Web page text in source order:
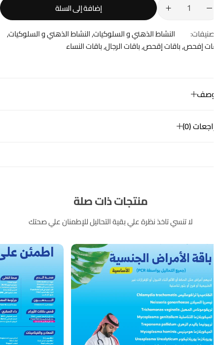
إضافة إلى السلة
النشاط الذهني و السلوكيات,النشاط الذهني و السلوكيات,
إفحص,باقات إقحص,باقات الرجال,باقات النساء
(0)
منتجات ذات صلة
لا تنسي تاخذ نظرة علي بقية التحاليل للإطمنان علي صحتك